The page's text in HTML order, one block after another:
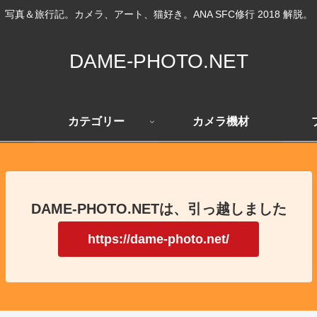
写真＆旅行記。カメラ、アート、猫好き。ANA SFC修行 2018 解脱。
DAME-PHOTO.NET
カテゴリー カメラ機材
DAME-PHOTO.NETは、引っ越しました
https://dame-photo.net/